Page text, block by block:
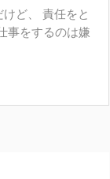
ど、 責任をと
事をするのは嫌